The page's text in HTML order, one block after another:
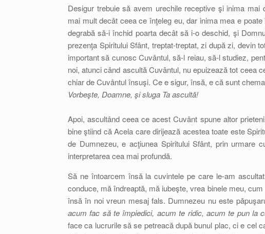
Desigur trebuie să avem urechile receptive şi inima
mai mult decât ceea ce înţeleg eu, dar inima mea e
degrabă să-i închid poarta decât să i-o deschid, şi
prezenţa Spiritului Sfânt, treptat-treptat, zi după zi, devin
important să cunosc Cuvântul, să-l reiau, să-l studiez,
noi, atunci când ascultă Cuvântul, nu epuizează tot ceea
chiar de Cuvântul însuşi. Ce e sigur, însă, e că sunt
Vorbeşte, Doamne, şi sluga Ta ascultă!
Apoi, ascultând ceea ce acest Cuvânt spune altor
bine ştiind că Acela care dirijează acestea toate este
de Dumnezeu, e acţiunea Spiritului Sfânt, prin urmare
interpretarea cea mai profundă.
Să ne întoarcem însă la cuvintele pe care le-am
conduce, mă îndreaptă, mă iubeşte, vrea binele meu,
însă în noi vreun mesaj fals. Dumnezeu nu este
acum fac să te împiedici, acum te ridic, acum te pun la
face ca lucrurile să se petreacă după bunul plac, ci e cel